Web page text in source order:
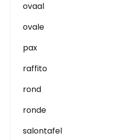
ovaal
ovale
pax
raffito
rond
ronde
salontafel